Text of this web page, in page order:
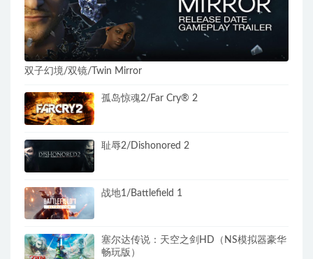
双子幻境/双镜/Twin Mirror
孤岛惊魂2/Far Cry® 2
耻辱2/Dishonored 2
战地1/Battlefield 1
塞尔达传说：天空之剑HD（NS模拟器豪华
畅玩版）